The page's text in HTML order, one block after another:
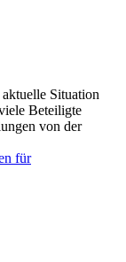
Situation
Beteiligte
von der
für